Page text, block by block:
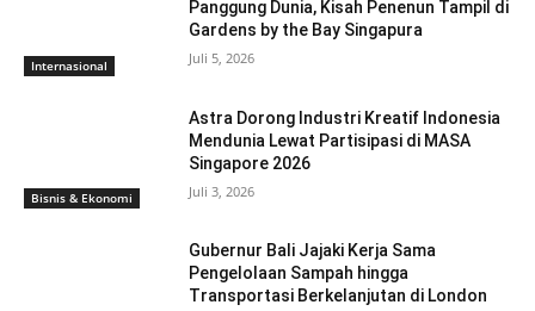
Internasional
Panggung Dunia, Kisah Penenun Tampil di
Gardens by the Bay Singapura
Juli 5, 2026
Bisnis & Ekonomi
Astra Dorong Industri Kreatif Indonesia
Mendunia Lewat Partisipasi di MASA
Singapore 2026
Juli 3, 2026
Gubernur Bali Jajaki Kerja Sama
Pengelolaan Sampah hingga
Transportasi Berkelanjutan di London